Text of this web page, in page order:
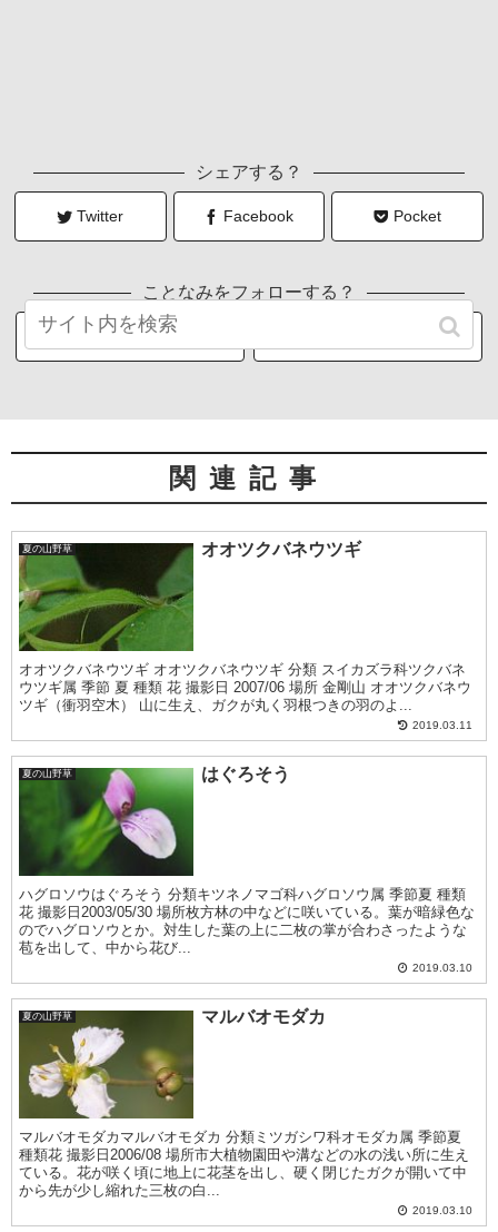
シェアする？
Twitter Facebook Pocket
ことなみをフォローする？
関連記事
夏の山野草 オオツクバネウツギ
オオツクバネウツギ オオツクバネウツギ 分類 スイカズラ科ツクバネ
ウツギ属 季節 夏 種類 花 撮影日 2007/06 場所 金剛山 オオツクバネウ
ツギ（衝羽空木） 山に生え、ガクが丸く羽根つきの羽のよ...
2019.03.11
夏の山野草 はぐろそう
ハグロソウはぐろそう 分類キツネノマゴ科ハグロソウ属 季節夏 種類
花 撮影日2003/05/30 場所枚方林の中などに咲いている。葉が暗緑色な
のでハグロソウとか。対生した葉の上に二枚の掌が合わさったような
苞を出して、中から花び...
2019.03.10
夏の山野草 マルバオモダカ
マルバオモダカマルバオモダカ 分類ミツガシワ科オモダカ属 季節夏
種類花 撮影日2006/08 場所市大植物園田や溝などの水の浅い所に生え
ている。花が咲く頃に地上に花茎を出し、硬く閉じたガクが開いて中
から先が少し縮れた三枚の白...
2019.03.10